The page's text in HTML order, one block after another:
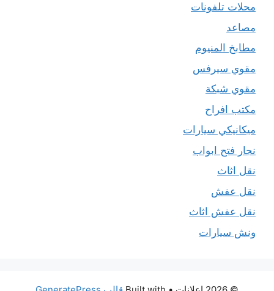
محلات تلفونات
مصاعد
مطابخ المنيوم
مقوي سيرفس
مقوي شبكة
مكتب افراح
ميكانيكي سيارات
نجار فتح ابواب
نقل اثاث
نقل عفش
نقل عفش اثاث
ونش سيارات